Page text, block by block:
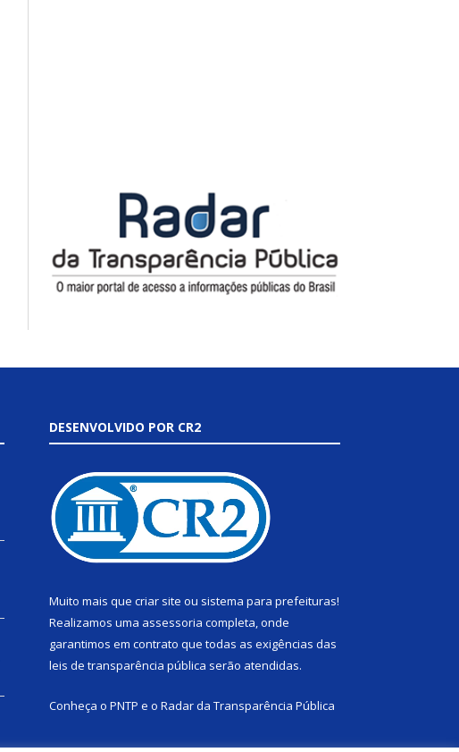
DESENVOLVIDO POR CR2
Muito mais que criar site ou sistema para prefeituras!
Realizamos uma assessoria completa, onde
garantimos em contrato que todas as exigências das
leis de transparência pública serão atendidas.
Conheça o PNTP e o Radar da Transparência Pública